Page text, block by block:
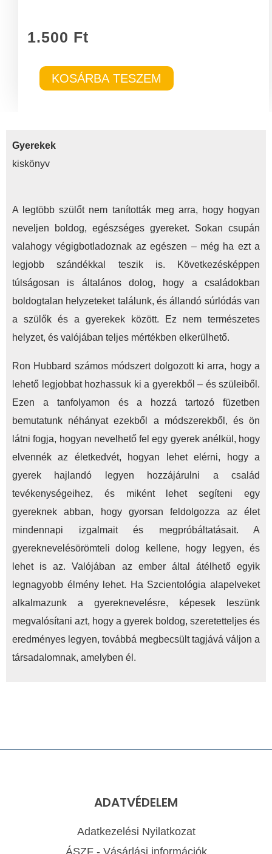
1.500 Ft
Gyerekek
mennyiség
KOSÁRBA TESZEM
Gyerekek
kiskönyv
A legtöbb szülőt nem tanították meg arra, hogy hogyan
neveljen boldog, egészséges gyereket. Sokan csupán
valahogy végigbotladoznak az egészen – még ha ezt a
legjobb szándékkal teszik is. Következésképpen
túlságosan is általános dolog, hogy a családokban
boldogtalan helyzeteket találunk, és állandó súrlódás van
a szülők és a gyerekek között. Ez nem természetes
helyzet, és valójában teljes mértékben elkerülhető.
Ron Hubbard számos módszert dolgozott ki arra, hogy a
lehető legjobbat hozhassuk ki a gyerekből – és szüleiből.
Ezen a tanfolyamon és a hozzá tartozó füzetben
bemutatunk néhányat ezekből a módszerekből, és ön
látni fogja, hogyan nevelhető fel egy gyerek anélkül, hogy
elvennék az életkedvét, hogyan lehet elérni, hogy a
gyerek hajlandó legyen hozzájárulni a család
tevékenységeihez, és miként lehet segíteni egy
gyereknek abban, hogy gyorsan feldolgozza az élet
mindennapi izgalmait és megpróbáltatásait. A
gyereknevelésörömteli dolog kellene, hogy legyen, és
lehet is az. Valójában az ember által átélhető egyik
legnagyobb élmény lehet. Ha Szcientológia alapelveket
alkalmazunk a gyereknevelésre, képesek leszünk
megvalósítani azt, hogy a gyerek boldog, szeretetteljes és
eredményes legyen, továbbá megbecsült tagjává váljon a
társadalomnak, amelyben él.
ADATVÉDELEM
Adatkezelési Nyilatkozat